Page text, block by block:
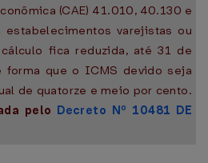
(CAE) 41.010, 40.130 e
varejistas ou
fica reduzida, até 31 de
forma que o ICMS devido seja
de quatorze e meio por cento.
pelo Decreto Nº 10481 DE